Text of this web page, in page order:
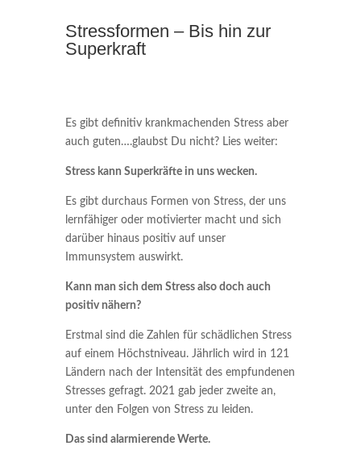
Stressformen – Bis hin zur
Superkraft
Es gibt definitiv krankmachenden Stress aber
auch guten….glaubst Du nicht? Lies weiter:
Stress kann Superkräfte in uns wecken.
Es gibt durchaus Formen von Stress, der uns
lernfähiger oder motivierter macht und sich
darüber hinaus positiv auf unser
Immunsystem auswirkt.
Kann man sich dem Stress also doch auch
positiv nähern?
Erstmal sind die Zahlen für schädlichen Stress
auf einem Höchstniveau. Jährlich wird in 121
Ländern nach der Intensität des empfundenen
Stresses gefragt. 2021 gab jeder zweite an,
unter den Folgen von Stress zu leiden.
Das sind alarmierende Werte.